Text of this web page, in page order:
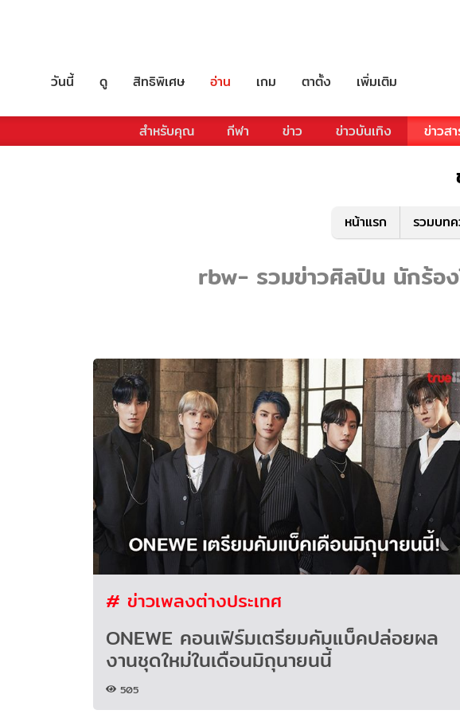
วันนี้ ดู สิทธิพิเศษ อ่าน เกม ตาตั้ง เพิ่มเติม
สำหรับคุณ กีฬา ข่าว ข่าวบันเทิง ข่าวส
หน้าแรก รวมบท
rbw- รวมข่าวศิลปิน นักร้อ
# ข่าวเพลงต่างประเทศ
ONEWE คอนเฟิร์มเตรียมคัมแบ็คปล่อยผล
งานชุดใหม่ในเดือนมิถุนายนนี้
505